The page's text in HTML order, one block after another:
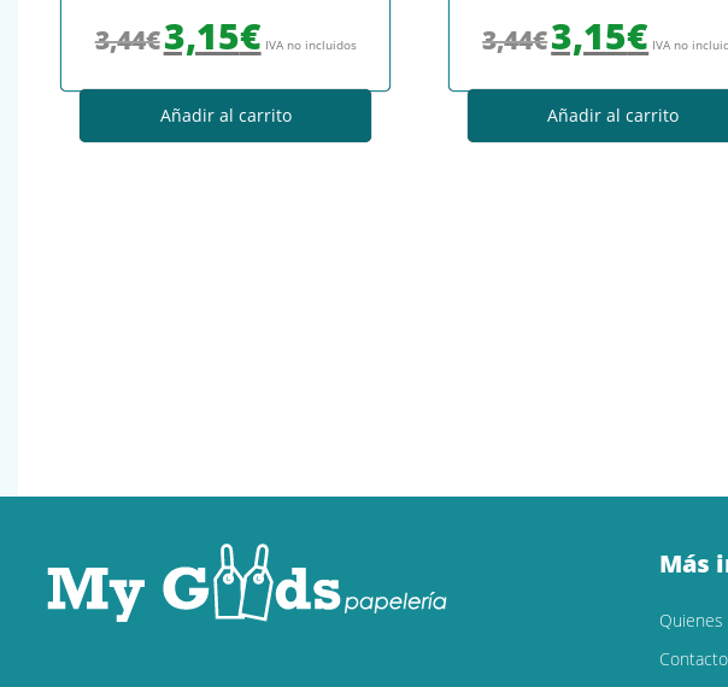
3,44€3,15€ IVA no incluidos
Añadir al carrito
3,44€3,15€ IVA no
Añadir al carrito
Más
Quienes
Contacto